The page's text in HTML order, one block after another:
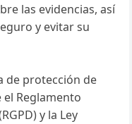
las evidencias, así
y evitar su
de protección de
Reglamento
y la Ley